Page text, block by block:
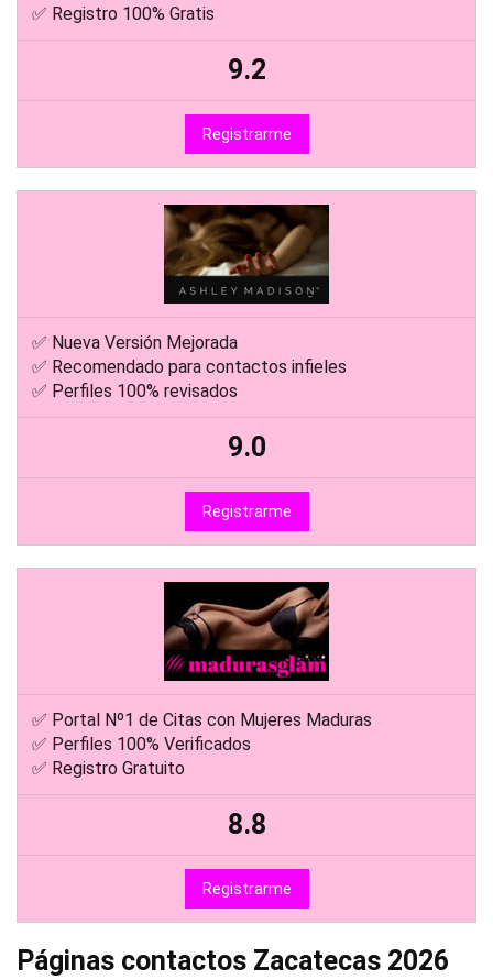
✅ Registro 100% Gratis
9.2
Registrarme
✅ Nueva Versión Mejorada
✅ Recomendado para contactos infieles
✅ Perfiles 100% revisados
9.0
Registrarme
✅ Portal Nº1 de Citas con Mujeres Maduras
✅ Perfiles 100% Verificados
✅ Registro Gratuito
8.8
Registrarme
Páginas contactos Zacatecas 2026